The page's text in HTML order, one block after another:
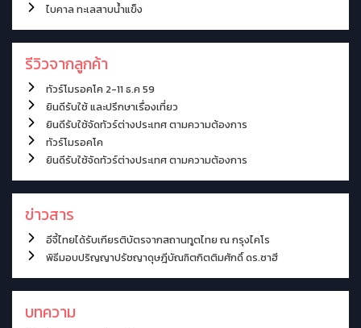
ไบคาล ทะเลสาบน้ำแข็ง
รีวิวจากลูกค้า
ทัวร์โมรอคโค 2-11 ธ.ค 59
ยินดีรับใช้ และปรึกษาเรื่องเที่ยว
ยินดีรับใช้จัดทัวร์ต่างประเทศ ตามความต้องการ
ทัวร์โมรอคโค
ยินดีรับใช้จัดทัวร์ต่างประเทศ ตามความต้องการ
ข่าวสาร
อีจี้ไทยได้รับเกียรติบัตรจากสถานทูตไทย ณ กรุงไคโร
พิธีมอบปริญญาปรัชญาดุษฎีบัณฑิตกิตติมศักดิ์ ดร.ซาฮี
บทความ